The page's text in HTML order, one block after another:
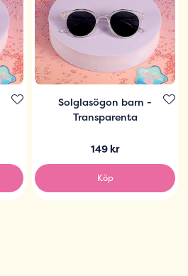
Solglasögon barn -
Transparenta
149 kr
Köp